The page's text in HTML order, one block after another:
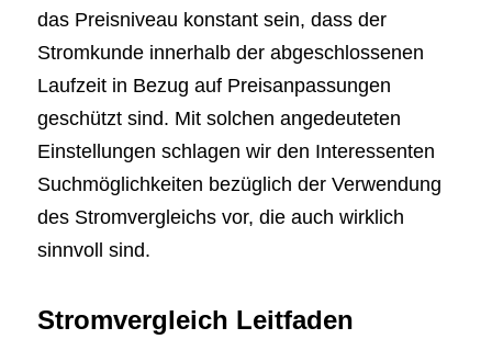
das Preisniveau konstant sein, dass der
Stromkunde innerhalb der abgeschlossenen
Laufzeit in Bezug auf Preisanpassungen
geschützt sind. Mit solchen angedeuteten
Einstellungen schlagen wir den Interessenten
Suchmöglichkeiten bezüglich der Verwendung
des Stromvergleichs vor, die auch wirklich
sinnvoll sind.
Stromvergleich Leitfaden